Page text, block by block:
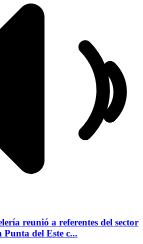
reunió a referentes del sector
del Este c...